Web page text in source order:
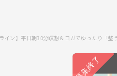
ライン】平日朝30分瞑想＆ヨガでゆったり「